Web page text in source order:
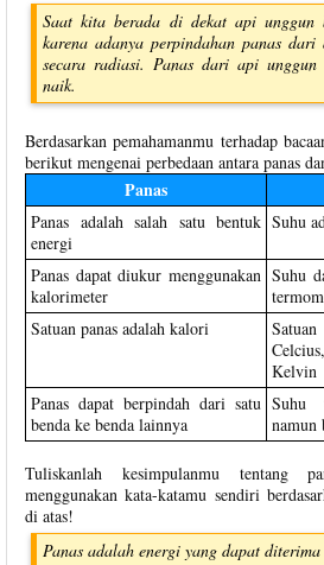
Saat kita berada di dekat api unggun
karena adanya perpindahan panas
secara radiasi. Panas dari api unggun
naik.
Berdasarkan pemahamanmu terhadap
berikut mengenai perbedaan antara panas
Panas
Panas adalah salah satu bentuk
energi
Suhu
Panas dapat diukur menggunakan
kalorimeter
Suhu
Satuan panas adalah kalori
Kelvin
Panas dapat berpindah dari satu
benda ke benda lainnya
Suhu
namun
Tuliskanlah kesimpulanmu tentang
menggunakan kata-katamu sendiri
di atas!
Panas adalah energi yang dapat